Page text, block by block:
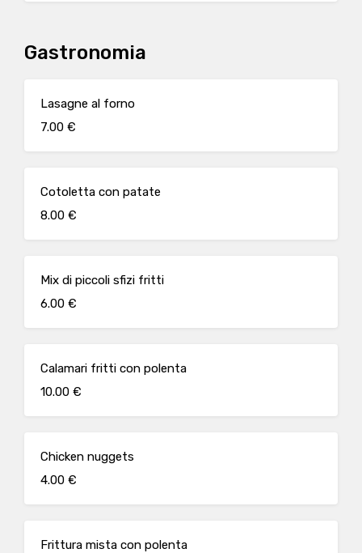
Gastronomia
Lasagne al forno
7.00 €
Cotoletta con patate
8.00 €
Mix di piccoli sfizi fritti
6.00 €
Calamari fritti con polenta
10.00 €
Chicken nuggets
4.00 €
Frittura mista con polenta